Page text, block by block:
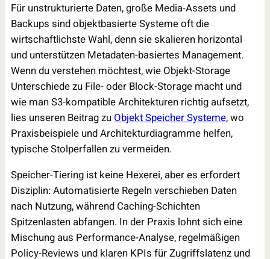
Für unstrukturierte Daten, große Media-Assets und
Backups sind objektbasierte Systeme oft die
wirtschaftlichste Wahl, denn sie skalieren horizontal
und unterstützen Metadaten-basiertes Management.
Wenn du verstehen möchtest, wie Objekt-Storage
Unterschiede zu File- oder Block-Storage macht und
wie man S3-kompatible Architekturen richtig aufsetzt,
lies unseren Beitrag zuObjekt Speicher Systeme, wo
Praxisbeispiele und Architekturdiagramme helfen,
typische Stolperfallen zu vermeiden.
Speicher-Tiering ist keine Hexerei, aber es erfordert
Disziplin: Automatisierte Regeln verschieben Daten
nach Nutzung, während Caching-Schichten
Spitzenlasten abfangen. In der Praxis lohnt sich eine
Mischung aus Performance-Analyse, regelmäßigen
Policy-Reviews und klaren KPIs für Zugriffslatenz und